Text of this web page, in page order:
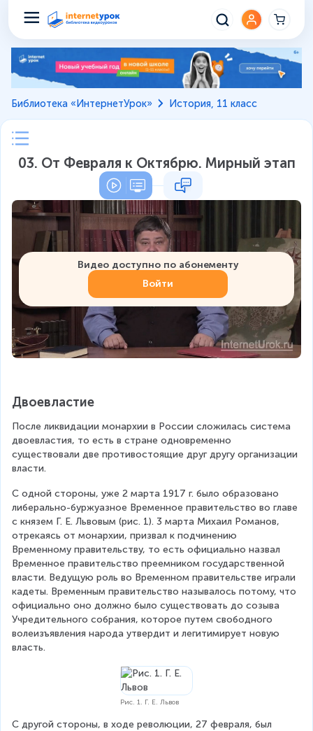
Библиотека «ИнтернетУрок» История, 11 класс
03. От Февраля к Октябрю. Мирный этап
Видео доступно по абонементу
Войти
Двоевластие
После ликвидации монархии в России сложилась система
двоевластия, то есть в стране одновременно
существовали две противостоящие друг другу организации
власти.
С одной стороны, уже 2 марта 1917 г. было образовано
либерально-буржуазное Временное правительство во главе
с князем Г. Е. Львовым (рис. 1). 3 марта Михаил Романов,
отрекаясь от монархии, призвал к подчинению
Временному правительству, то есть официально назвал
Временное правительство преемником государственной
власти. Ведущую роль во Временном правительстве играли
кадеты. Временным правительство называлось потому, что
официально оно должно было существовать до созыва
Учредительного собрания, которое путем свободного
волеизъявления народа утвердит и легитимирует новую
власть.
Рис. 1. Г. Е. Львов
С другой стороны, в ходе революции, 27 февраля, был